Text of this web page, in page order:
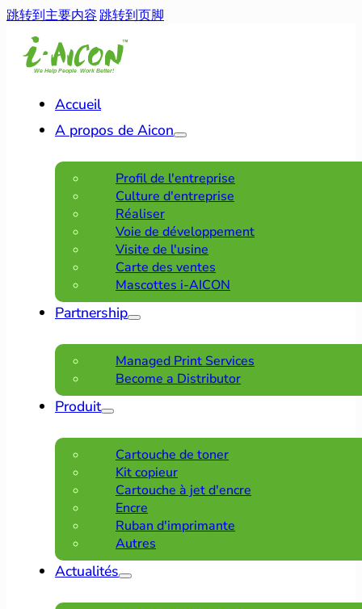
跳转到主要内容跳转到页脚
Accueil
A propos de Aicon
Profil de l'entreprise
Culture d'entreprise
Réaliser
Voie de développement
Visite de l'usine
Carte des ventes
Mascottes i-AICON
Partnership
Managed Print Services
Become a Distributor
Produit
Cartouche de toner
Kit copieur
Cartouche à jet d'encre
Encre
Ruban d'imprimante
Autres
Actualités